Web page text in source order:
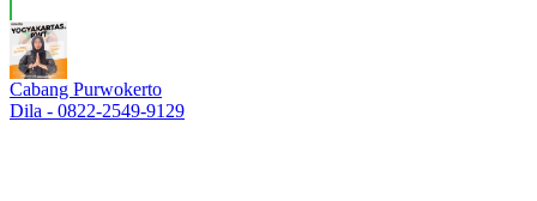
Cabang Purwokerto
Dila - 0822-2549-9129